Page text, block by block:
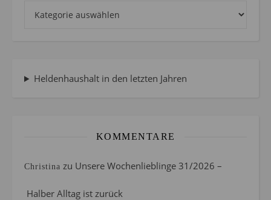
Heldenhaushalt in den letzten Jahren
KOMMENTARE
Christina zu Unsere Wochenlieblinge 31/2026 –
Halber Alltag ist zurück